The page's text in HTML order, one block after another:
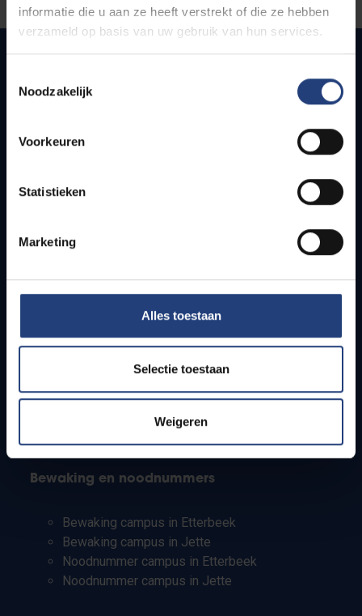
informatie die u aan ze heeft verstrekt of die ze hebben
verzameld op basis van uw gebruik van hun services.
Noodzakelijk
Voorkeuren
Statistieken
Marketing
Alles toestaan
Selectie toestaan
Weigeren
Snel naar
Bereikbaarheid
Studenten
PhD-studenten
Leerkrachten en secundaire scholen
Bewaking en noodnummers
Bewaking campus in Etterbeek
Bewaking campus in Jette
Noodnummer campus in Etterbeek
Noodnummer campus in Jette